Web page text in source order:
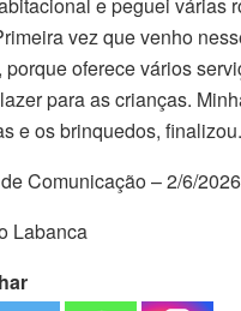
e peguei várias
vez que venho
porque oferece vários
para as crianças.
e os brinquedos, finalizou.
Comunicação – 2/6/2026
Labanca